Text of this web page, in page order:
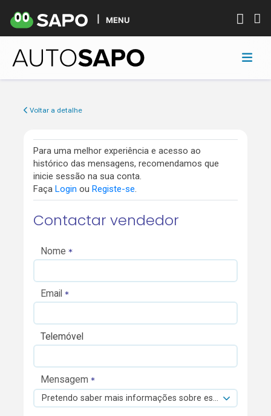
MENU
Voltar a detalhe
Para uma melhor experiência e acesso ao
histórico das mensagens, recomendamos que
inicie sessão na sua conta.
Faça Login ou Registe-se.
Contactar vendedor
Nome
Email
Telemóvel
Mensagem
Pretendo saber mais informações sobre esta viatura.